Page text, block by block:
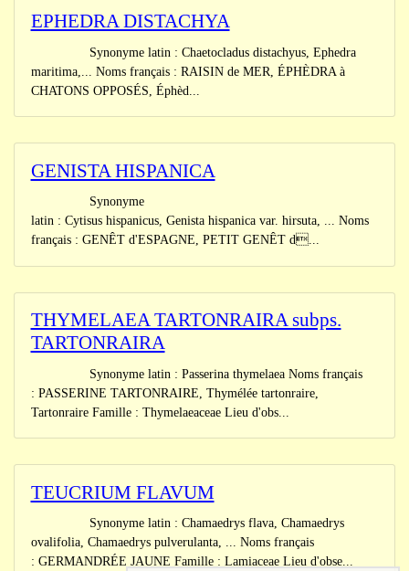
EPHEDRA DISTACHYA
Synonyme latin : Chaetocladus distachyus, Ephedra
maritima,... Noms français : RAISIN de MER, ÉPHÈDRA à
CHATONS OPPOSÉS, Éphèd...
GENISTA HISPANICA
Synonyme
latin : Cytisus hispanicus, Genista hispanica var. hirsuta, ... Noms
français : GENÊT d'ESPAGNE, PETIT GENÊT d...
THYMELAEA TARTONRAIRA subps.
TARTONRAIRA
Synonyme latin : Passerina thymelaea Noms français
: PASSERINE TARTONRAIRE, Thymélée tartonraire,
Tartonraire Famille : Thymelaeaceae Lieu d'obs...
TEUCRIUM FLAVUM
Synonyme latin : Chamaedrys flava, Chamaedrys
ovalifolia, Chamaedrys pulverulanta, ... Noms français
: GERMANDRÉE JAUNE Famille : Lamiaceae Lieu d'obse...